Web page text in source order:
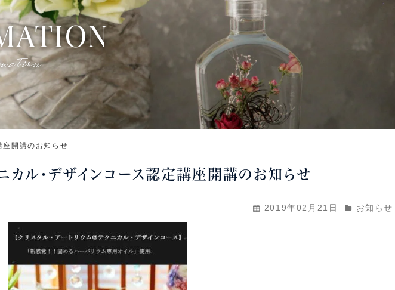
開講のお知らせ
カル・デザインコース認定講座開講のお知らせ
2019年02月21日 お知らせ